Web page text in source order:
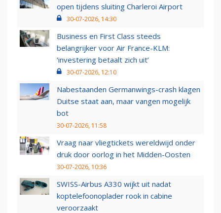
open tijdens sluiting Charleroi Airport
30-07-2026, 14:30
Business en First Class steeds
belangrijker voor Air France-KLM:
‘investering betaalt zich uit’
30-07-2026, 12:10
Nabestaanden Germanwings-crash klagen
Duitse staat aan, maar vangen mogelijk
bot
30-07-2026, 11:58
Vraag naar vliegtickets wereldwijd onder
druk door oorlog in het Midden-Oosten
30-07-2026, 10:36
SWISS-Airbus A330 wijkt uit nadat
koptelefoonoplader rook in cabine
veroorzaakt